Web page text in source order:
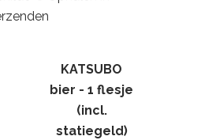
KATSUBO
bier - 1 flesje
(incl.
statiegeld)